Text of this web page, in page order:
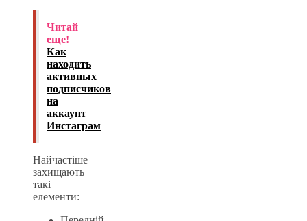
Читай
еще!
Как
находить
активных
подписчиков
на
аккаунт
Инстаграм
Найчастіше
захищають
такі
елементи: